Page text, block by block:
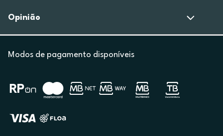
Opinião
Modos de pagamento disponíveis